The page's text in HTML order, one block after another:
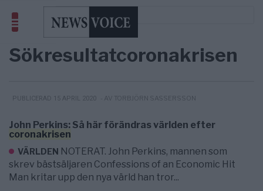
Sökresultatcoronakrisen
PUBLICERAD 15 APRIL 2020 - AV TORBJÖRN SASSERSSON
John Perkins: Så här förändras världen efter
coronakrisen
VÄRLDEN NOTERAT. John Perkins, mannen som
skrev bästsäljaren Confessions of an Economic Hit
Man kritar upp den nya värld han tror...